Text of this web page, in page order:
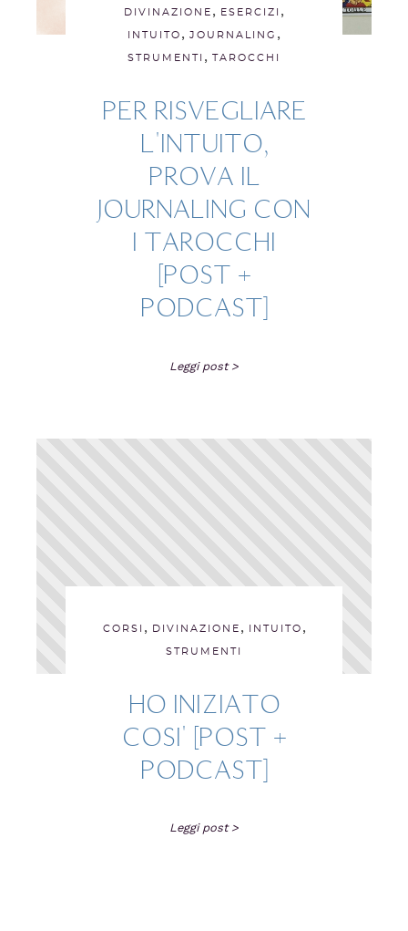
DIVINAZIONE , ESERCIZI ,
INTUITO , JOURNALING ,
STRUMENTI , TAROCCHI
PER RISVEGLIARE
L'INTUITO,
PROVA IL
JOURNALING CON
I TAROCCHI
[POST +
PODCAST]
Leggi post >
CORSI , DIVINAZIONE , INTUITO ,
STRUMENTI
HO INIZIATO
COSI' [POST +
PODCAST]
Leggi post >